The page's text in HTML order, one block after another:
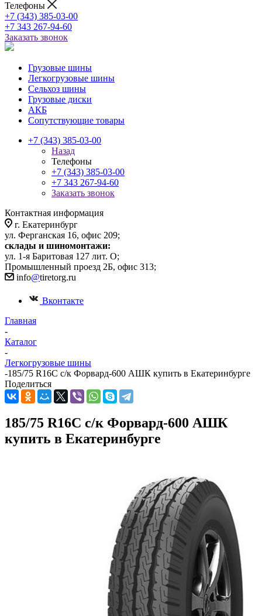
Телефоны
+7 (343) 385-03-00
+7 343 267-94-60
Заказать звонок
Грузовые шины
Легкогрузовые шины
Сельхоз шины
Грузовые диски
АКБ
Сопутствующие товары
+7 (343) 385-03-00
Назад
Телефоны
+7 (343) 385-03-00
+7 343 267-94-60
Заказать звонок
Контактная информация
г. Екатеринбург
ул. Ферганская 16, офис 209;
склады и шиномонтажи:
ул. 1-я Баритовая 127 лит. О;
Промышленный проезд 2Б, офис 313;
info@tiretorg.ru
Вконтакте
Главная
-
Каталог
-
Легкогрузовые шины
-185/75 R16С с/к Форвард-600 АШК купить в Екатеринбурге
Поделиться
185/75 R16С с/к Форвард-600 АШК
купить в Екатеринбурге